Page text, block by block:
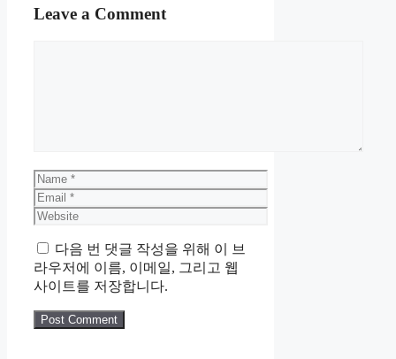
Leave a Comment
Name
Email
Website
다음 번 댓글 작성을 위해 이 브
라우저에 이름, 이메일, 그리고 웹
사이트를 저장합니다.